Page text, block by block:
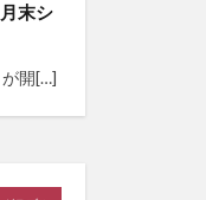
末シ
開[…]